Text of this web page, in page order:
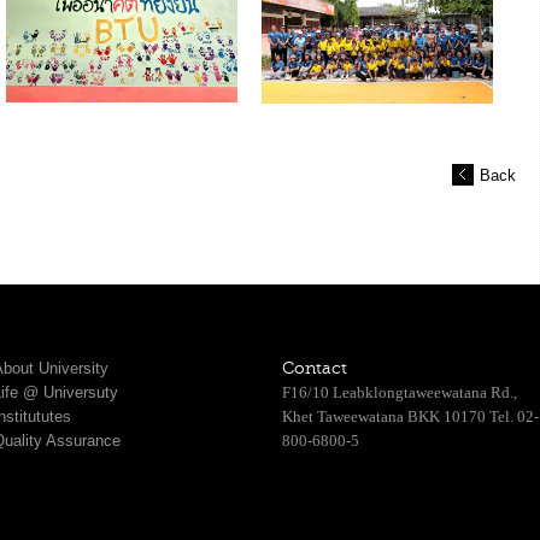
Back
University
@ Universuty
Assurance
Contact
F16/10 Leabklongtaweewatana Rd.,
Khet Taweewatana BKK 10170 Tel. 02-
800-6800-5